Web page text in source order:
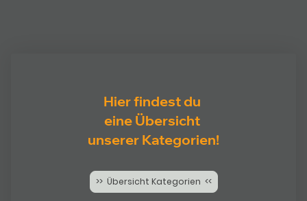
Hier findest du
eine Übersicht
unserer Kategorien!
>> Übersicht Kategorien <<